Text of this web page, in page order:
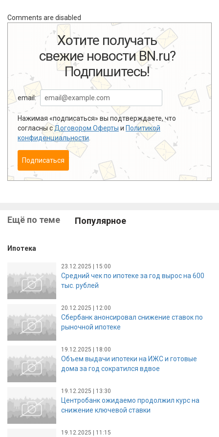
Comments are disabled
Хотите получать
свежие новости BN.ru?
Подпишитесь!
email:
Нажимая «подписаться» вы подтверждаете, что
согласны сДоговором Оферты и Политикой
конфиденциальности
Подписаться
Ещё по теме Популярное
Ипотека
23.12.2025 | 15:00
Средний чек по ипотеке за год вырос на 600
тыс. рублей
20.12.2025 | 12:00
Сбербанк анонсировал снижение ставок по
рыночной ипотеке
19.12.2025 | 18:00
Объем выдачи ипотеки на ИЖС и готовые
дома за год сократился вдвое
19.12.2025 | 13:30
Центробанк ожидаемо продолжил курс на
снижение ключевой ставки
19.12.2025 | 11:15